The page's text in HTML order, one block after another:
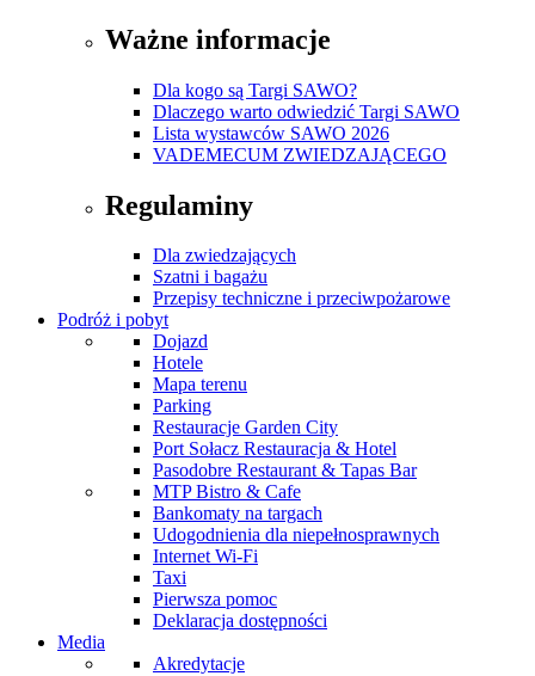
Ważne informacje
Dla kogo są Targi SAWO?
Dlaczego warto odwiedzić Targi SAWO
Lista wystawców SAWO 2026
VADEMECUM ZWIEDZAJĄCEGO
Regulaminy
Dla zwiedzających
Szatni i bagażu
Przepisy techniczne i przeciwpożarowe
Podróż i pobyt
Dojazd
Hotele
Mapa terenu
Parking
Restauracje Garden City
Port Sołacz Restauracja & Hotel
Pasodobre Restaurant & Tapas Bar
MTP Bistro & Cafe
Bankomaty na targach
Udogodnienia dla niepełnosprawnych
Internet Wi-Fi
Taxi
Pierwsza pomoc
Deklaracja dostępności
Media
Akredytacje